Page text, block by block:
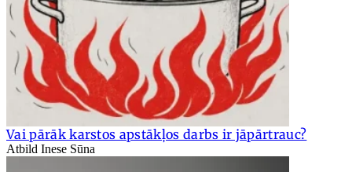
Vai pārāk karstos apstākļos darbs ir jāpārtrauc?
Atbild Inese Sūna